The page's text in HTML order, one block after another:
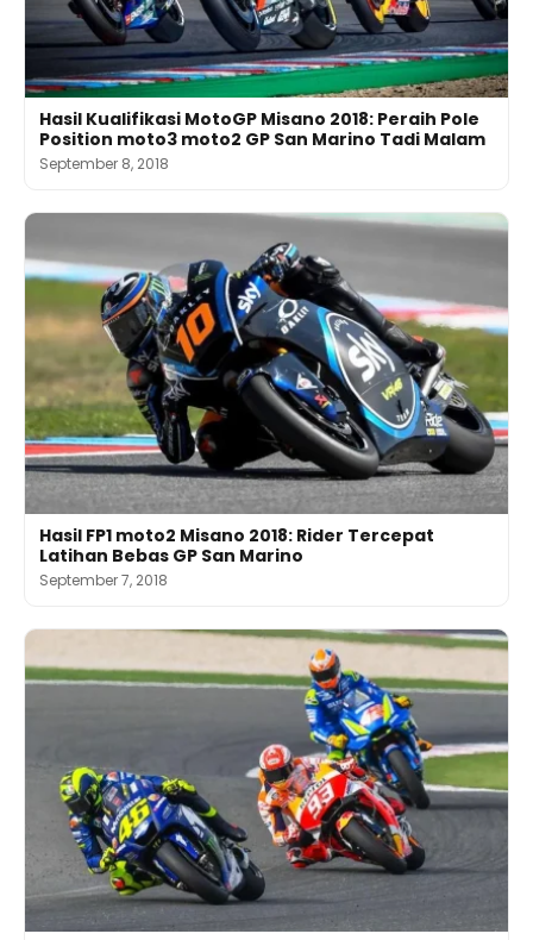
Hasil Kualifikasi MotoGP Misano 2018: Peraih Pole
Position moto3 moto2 GP San Marino Tadi Malam
September 8, 2018
Hasil FP1 moto2 Misano 2018: Rider Tercepat
Latihan Bebas GP San Marino
September 7, 2018